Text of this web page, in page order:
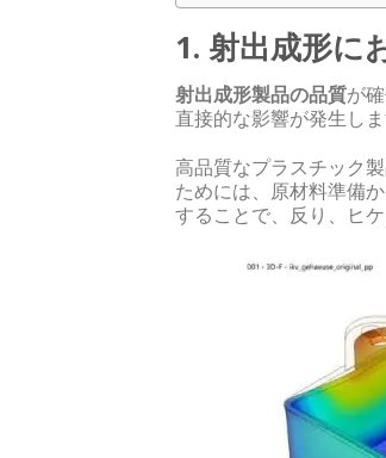
1. 射出成形に
射出成形製品の品質が
直接的な影響が発生しま
高品質なプラスチック
ためには、原材料準備
することで、反り、ヒ